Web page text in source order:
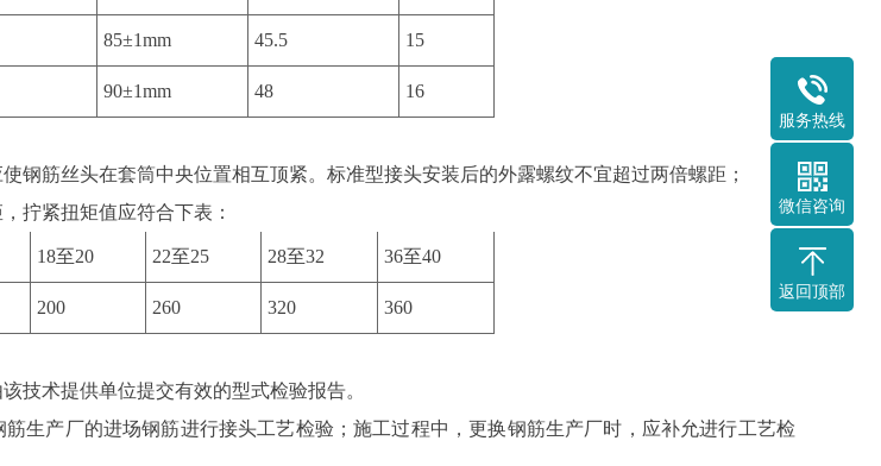
85±1mm 45.5 15
90±1mm 48 16
钢筋丝头在套筒中央位置相互顶紧。标准型接头安装后的外露螺纹不宜超过两倍螺距；
拧紧扭矩值应符合下表：
18至20 22至25 28至32 36至40
200 260 320 360
技术提供单位提交有效的型式检验报告。
生产厂的进场钢筋进行接头工艺检验；施工过程中，更换钢筋生产厂时，应补允进行工艺检
服务热线
微信咨询
返回顶部